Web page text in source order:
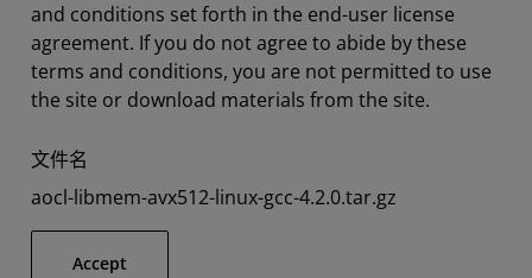
and conditions set forth in the end-user license
agreement. If you do not agree to abide by these
terms and conditions, you are not permitted to use
the site or download materials from the site.
文件名
aocl-libmem-avx512-linux-gcc-4.2.0.tar.gz
Accept